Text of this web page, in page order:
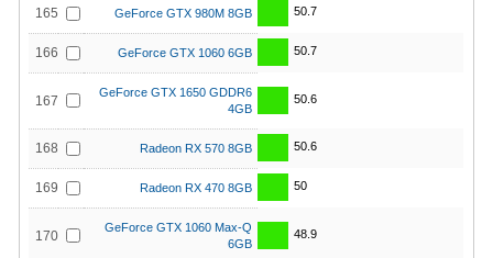
165 GeForce GTX 980M 8GB 50.7
166 GeForce GTX 1060 6GB 50.7
167
GeForce GTX 1650 GDDR6
4GB
50.6
168 Radeon RX 570 8GB 50.6
169 Radeon RX 470 8GB 50
170
GeForce GTX 1060 Max-Q
6GB
48.9